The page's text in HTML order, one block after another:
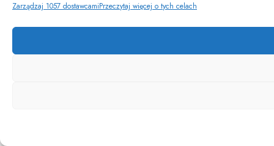
Zarządzaj 1057 dostawcamiPrzeczytaj więcej o tych celach